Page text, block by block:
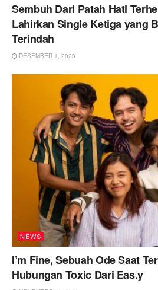
Sembuh Dari Patah Hati
Lahirkan Single Ketiga yang
Terindah
DESEMBER 1, 2023
NEWS
I’m Fine, Sebuah Ode Saat
Hubungan Toxic Dari Eas.y